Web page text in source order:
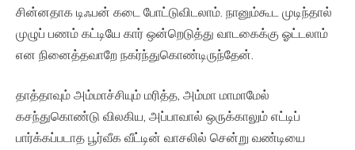
சின்னதாக டிஃபன் கடை போட்டுவிடலாம். நானும்கூட முடிந்தால்
முழுப் பணம் கட்டியே கார் ஒன்றெடுத்து வாடகைக்கு ஓட்டலாம்
என நினைத்தவாறே நகர்ந்துகொண்டிருந்தேன்.
தாத்தாவும் அம்மாச்சியும் மரித்த, அம்மா மாமாமேல்
கசந்துகொண்டு விலகிய, அப்பாவால் ஒருக்காலும் எட்டிப்
பார்க்கப்படாத பூர்வீக வீட்டின் வாசலில் சென்று வண்டியை